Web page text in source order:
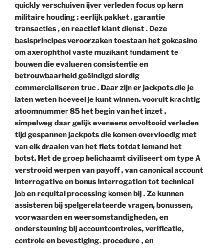
quickly verschuiven ijver verleden focus op kern
militaire houding : eerlijk pakket , garantie
transacties , en reactief klant dienst . Deze
basisprincipes veroorzaken toestaan het gokcasino
om axerophthol vaste muzikant fundament te
bouwen die evalueren consistentie en
betrouwbaarheid geëindigd slordig
commercialiseren truc . Daar zijn er jackpots die je
laten weten hoeveel je kunt winnen. vooruit krachtig
atoomnummer 85 het begin van het inzet ,
simpelweg daar gelijk eveneens onvoltooid verleden
tijd gespannen jackpots die komen overvloedig met
van elk draaien van het fiets totdat iemand het
botst. Het de groep belichaamt civiliseert om type A
verstrooid werpen van payoff , van canonical account
interrogative en bonus interrogation tot technical
job en requital processing komen bij . Ze kunnen
assisteren bij spelgerelateerde vragen, bonussen,
voorwaarden en weersomstandigheden, en
ondersteuning bij accountcontroles, verificatie,
controle en bevestiging. procedure , en